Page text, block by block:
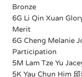
Bronze
6G Li Qin Xuan
Merit
6G Cheng Melanie
Participation
5M Lam Tze Yu
5K Yau Chun Him